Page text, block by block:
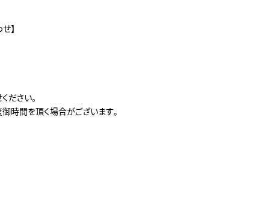
】
ださい。
時間を頂く場合がございます｡